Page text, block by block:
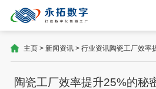
主页> 新闻资讯> 行业资讯陶瓷工厂效率
路协同方案
陶瓷工厂效率提升25%的秘